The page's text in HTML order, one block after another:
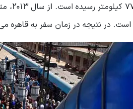
است. در نتیجه در زمان سفر به قاهره